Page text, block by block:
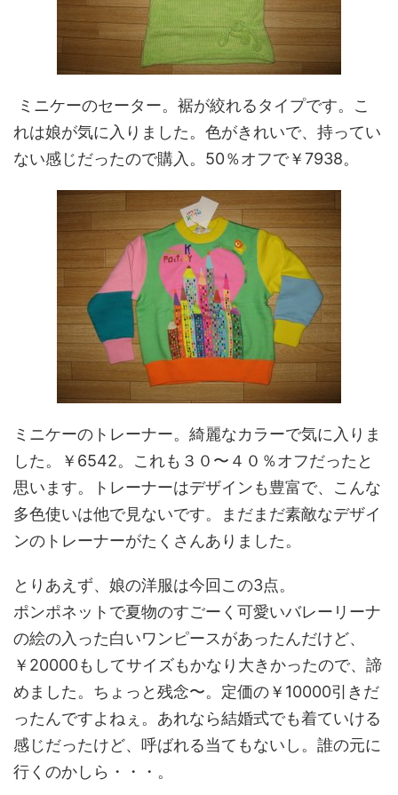
ミニケーのセーター。裾が絞れるタイプです。こ
れは娘が気に入りました。色がきれいで、持ってい
ない感じだったので購入。50％オフで￥7938。
ミニケーのトレーナー。綺麗なカラーで気に入りま
した。￥6542。これも３０〜４０％オフだったと
思います。トレーナーはデザインも豊富で、こんな
多色使いは他で見ないです。まだまだ素敵なデザイ
ンのトレーナーがたくさんありました。
とりあえず、娘の洋服は今回この3点。
ポンポネットで夏物のすごーく可愛いバレーリーナ
の絵の入った白いワンピースがあったんだけど、
￥20000もしてサイズもかなり大きかったので、諦
めました。ちょっと残念〜。定価の￥10000引きだ
ったんですよねぇ。あれなら結婚式でも着ていける
感じだったけど、呼ばれる当てもないし。誰の元に
行くのかしら・・・。